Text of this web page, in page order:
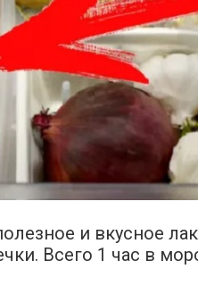
и вкусное
Всего 1 час в